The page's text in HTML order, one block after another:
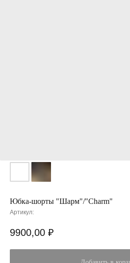
Юбка-шорты "Шарм"/"Charm"
Артикул:
9900,00 ₽